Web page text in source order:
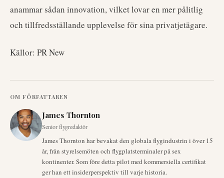
anammar sådan innovation, vilket lovar en mer pålitlig
och tillfredsställande upplevelse för sina privatjetägare.
Källor: PR New
OM FÖRFATTAREN
James Thornton
Senior flygredaktör
James Thornton har bevakat den globala flygindustrin i över 15
år, från styrelsemöten och flygplatsterminaler på sex
kontinenter. Som före detta pilot med kommersiella certifikat
ger han ett insiderperspektiv till varje historia.